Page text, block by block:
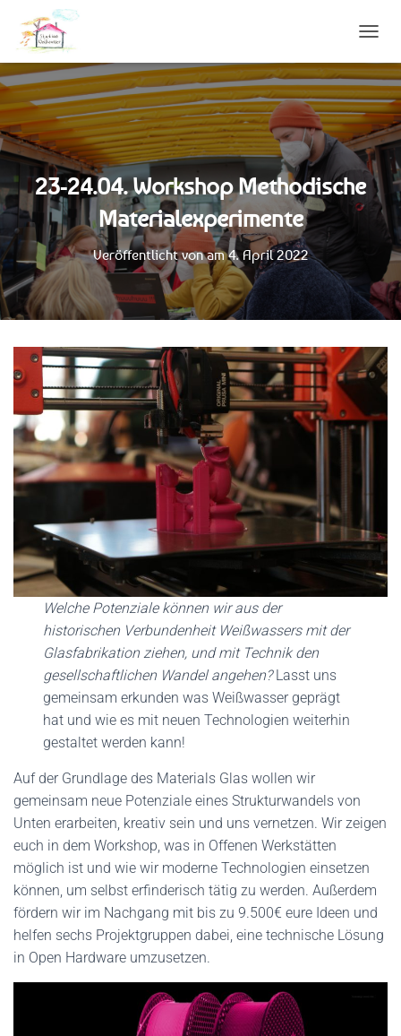
A
V
I
G
A
T
I
O
N
H
A
L
N
23-24.04. Workshop Methodische
Materialexperimente
Veröffentlicht vonam4. April 2022
Welche Potenziale können wir aus der
historischen Verbundenheit Weißwassers mit der
Glasfabrikation ziehen, und mit Technik den
gesellschaftlichen Wandel angehen?Lasst uns
gemeinsam erkunden was Weißwasser geprägt
hat und wie es mit neuen Technologien weiterhin
gestaltet werden kann!
Auf der Grundlage des Materials Glas wollen wir
gemeinsam neue Potenziale eines Strukturwandels von
Unten erarbeiten, kreativ sein und uns vernetzen. Wir zeigen
euch in dem Workshop, was in Offenen Werkstätten
möglich ist und wie wir moderne Technologien einsetzen
können, um selbst erfinderisch tätig zu werden. Außerdem
fördern wir im Nachgang mit bis zu 9.500€ eure Ideen und
helfen sechs Projektgruppen dabei, eine technische Lösung
in Open Hardware umzusetzen.